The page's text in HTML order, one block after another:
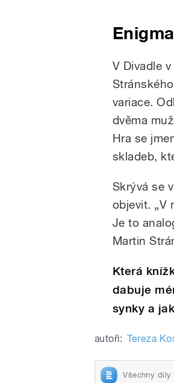
V Divadle
variace.
dvěma
Hra se
skladeb,
Skrývá se
objevit. „V
Je to
Martin
Která
dabuje
synky a
autoři: Tereza
Všechny díly